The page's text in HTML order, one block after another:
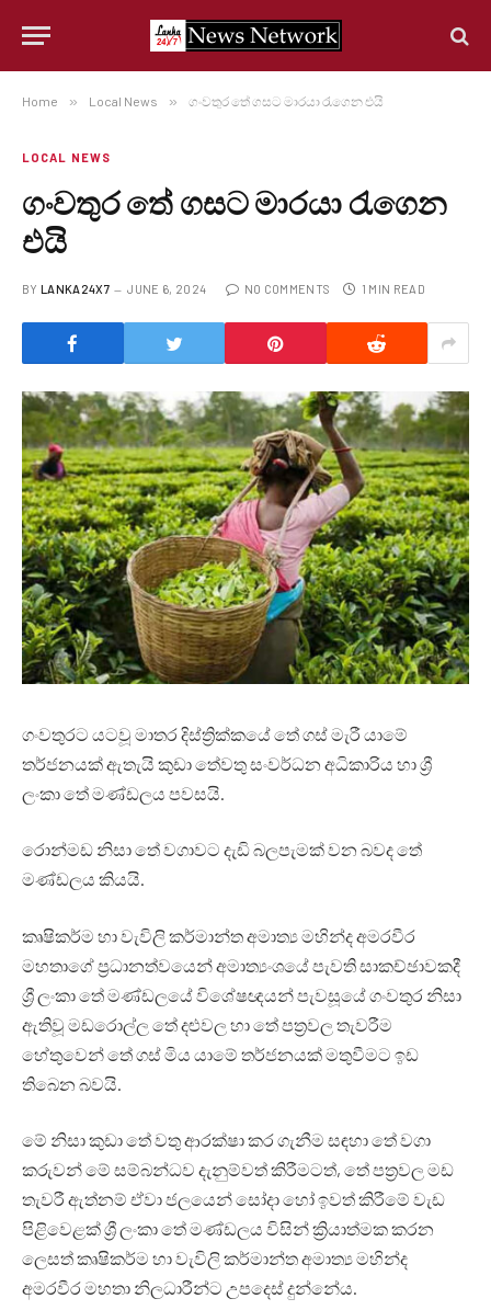
Home » Local News » ගංවතුර තේ ගසට මාරයා රැගෙන එයි
LOCAL NEWS
ගංවතුර තේ ගසට මාරයා රැගෙන
එයි
BY LANKA24X7 JUNE 6, 2024 NO COMMENTS 1 MIN READ
ගංවතුරට යටවූ මාතර දිස්ත්‍රික්කයේ තේ ගස් මැරී යාමේ
තර්ජනයක් ඇතැයි කුඩා තේවතු සංවර්ධන අධිකාරිය හා ශ්‍රී
ලංකා තේ මණ්ඩලය පවසයි.
රොන්මඩ නිසා තේ වගාවට දැඩි බලපැමක් වන බවද තේ
මණ්ඩලය කියයි.
කෘෂිකර්ම හා වැවිලි කර්මාන්ත අමාත්‍ය මහින්ද අමරවීර
මහතාගේ ප්‍රධානත්වයෙන් අමාත්‍යංශයේ පැවති සාකච්ඡාවකදී
ශ්‍රී ලංකා තේ මණ්ඩලයේ විශේෂඥයන් පැවසූයේ ගංවතුර නිසා
ඇතිවූ මඩරොල්ල තේ දළුවල හා තේ පත්‍රවල තැවරීම
හේතුවෙන් තේ ගස් මිය යාමේ තර්ජනයක් මතුවීමට ඉඩ
තිබෙන බවයි.
මේ නිසා කුඩා තේ වතු ආරක්ෂා කර ගැනීම සඳහා තේ වගා
කරුවන් මේ සම්බන්ධව දැනුම්වත් කිරීමටත්, තේ පත්‍රවල මඩ
තැවරී ඇත්නම් ඒවා ජලයෙන් සෝදා හෝ ඉවත් කිරීමේ වැඩ
පිළිවෙළක් ශ්‍රී ලංකා තේ මණ්ඩලය විසින් ක්‍රියාත්මක කරන
ලෙසත් කෘෂිකර්ම හා වැවිලි කර්මාන්ත අමාත්‍ය මහින්ද
අමරවීර මහතා නිලධාරීන්ට උපදෙස් දුන්නේය.